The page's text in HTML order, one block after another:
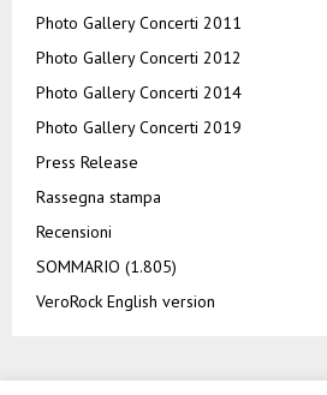
Photo Gallery Concerti 2011
Photo Gallery Concerti 2012
Photo Gallery Concerti 2014
Photo Gallery Concerti 2019
Press Release
Rassegna stampa
Recensioni
SOMMARIO (1.805)
VeroRock English version